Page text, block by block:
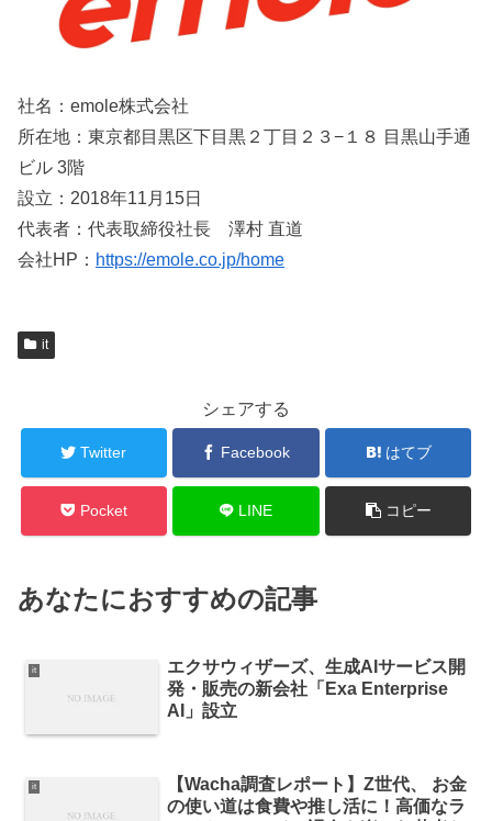
社名：emole株式会社
所在地：東京都目黒区下目黒２丁目２３−１８ 目黒山手通
ビル 3階
設立：2018年11月15日
代表者：代表取締役社長 澤村 直道
会社HP： https://emole.co.jp/home
it
シェアする
Twitter Facebook はてブ
Pocket LINE コピー
あなたにおすすめの記事
it
エクサウィザーズ、生成AIサービス開
発・販売の新会社「Exa Enterprise
AI」設立
it
【Wacha調査レポート】Z世代、 お金
の使い道は食費や推し活に！高価なラ